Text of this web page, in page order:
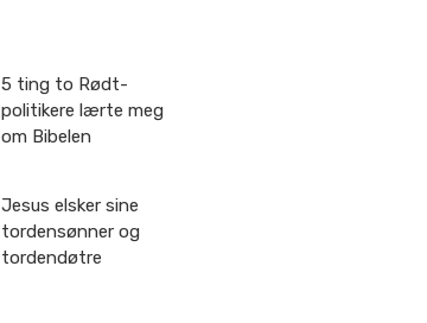
5 ting to Rødt-
politikere lærte meg
om Bibelen
Jesus elsker sine
tordensønner og
tordendøtre